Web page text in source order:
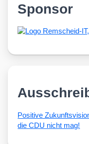
Sponsor
Posi­ti­ve
die CDU nicht mag!